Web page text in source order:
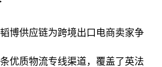
博供应链为跨境出口电商卖家争
优质物流专线渠道，覆盖了英法